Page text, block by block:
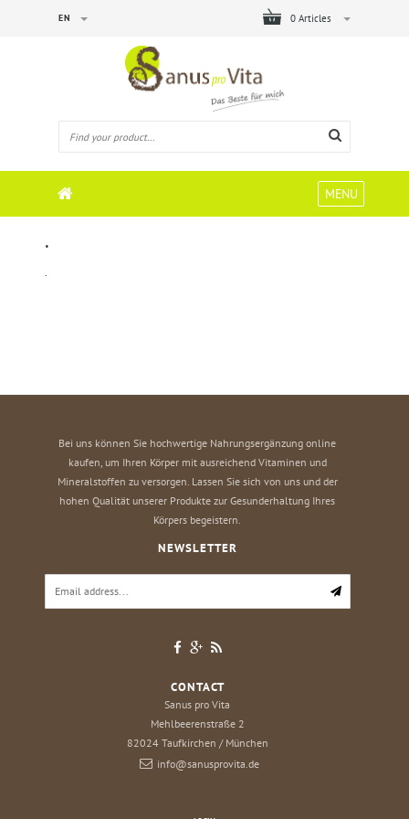
0 Articles
EN
MENU
.
.
Bei uns können Sie hochwertige Nahrungsergänzung online
kaufen, um Ihren Körper mit ausreichend Vitaminen und
Mineralstoffen zu versorgen. Lassen Sie sich von uns und der
hohen Qualität unserer Produkte zur Gesunderhaltung Ihres
Körpers begeistern.
NEWSLETTER
CONTACT
Sanus pro Vita
Mehlbeerenstraße 2
82024 Taufkirchen / München
info@sanusprovita.de